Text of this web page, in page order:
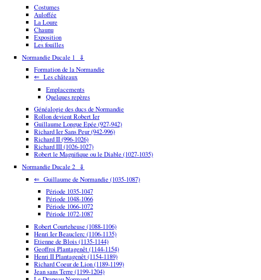
Costumes
Auloffée
La Loure
Chaunu
Exposition
Les fouilles
Normandie Ducale 1 ⇓
Formation de la Normandie
⇐ Les châteaux
Emplacements
Quelques repères
Généalogie des ducs de Normandie
Rollon devient Robert Ier
Guillaume Longue Epée (927-942)
Richard Ier Sans Peur (942-996)
Richard II (996-1026)
Richard III (1026-1027)
Robert le Magnifique ou le Diable (1027-1035)
Normandie Ducale 2 ⇓
⇐ Guillaume de Normandie (1035-1087)
Période 1035-1047
Période 1048-1066
Période 1066-1072
Période 1072-1087
Robert Courteheuse (1088-1106)
Henri Ier Beauclerc (1106-1135)
Etienne de Blois (1135-1144)
Geoffroi Plantagenêt (1144-1154)
Henri II Plantagenêt (1154-1189)
Richard Coeur de Lion (1189-1199)
Jean sans Terre (1199-1204)